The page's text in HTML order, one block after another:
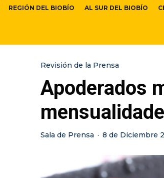
REGIÓN DEL BIOBÍO AL SUR DEL BIOBÍO
Revisión de la Prensa
Apoderados
Sala de Prensa · 8 de Diciembre